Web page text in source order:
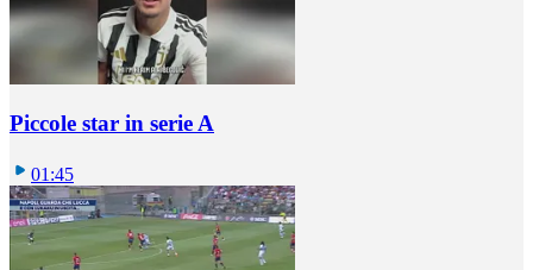
Piccole star in serie A
01:45